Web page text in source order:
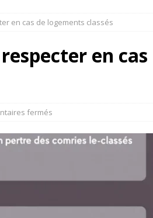
en cas de logements classés
en cas
fermés